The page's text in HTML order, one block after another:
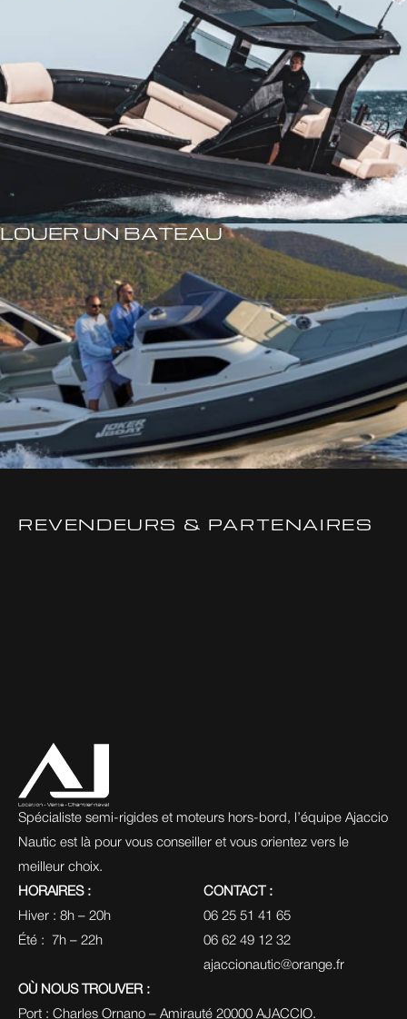
LOUER UN BATEAU
REVENDEURS & PARTENAIRES
Spécialiste semi-rigides et moteurs hors-bord, l’équipe Ajaccio
Nautic est là pour vous conseiller et vous orientez vers le
meilleur choix.
HORAIRES :
Hiver : 8h – 20h
Été :  7h – 22h
CONTACT :
06 25 51 41 65
06 62 49 12 32
ajaccionautic@orange.fr
OÙ NOUS TROUVER :
Port : Charles Ornano – Amirauté 20000 AJACCIO.